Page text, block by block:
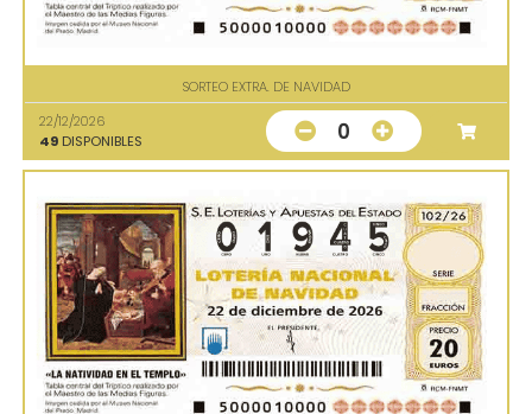
SORTEO EXTRA. DE NAVIDAD
22/12/2026
49 DISPONIBLES 0